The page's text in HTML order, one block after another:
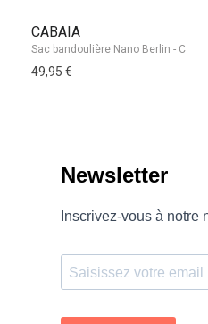
CABAIA
49,95 €